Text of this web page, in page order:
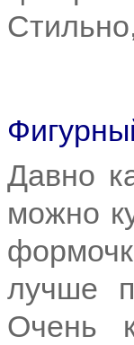
Давно
можно
лучше
Очень